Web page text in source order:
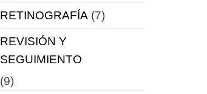
RETINOGRAFÍA (7)
REVISIÓN Y
SEGUIMIENTO
(9)